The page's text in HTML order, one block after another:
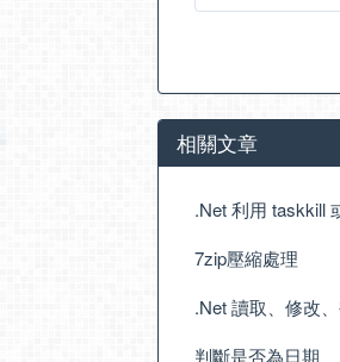
相關文章
.Net 利用 taskkill
7zip壓縮處理
.Net 讀取、修改
判斷是否為日期